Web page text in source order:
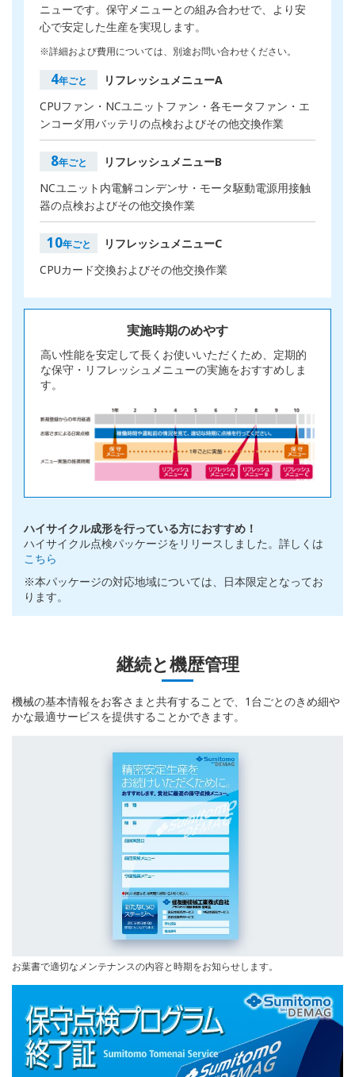
ニューです。保守メニューとの組み合わせで、より安
心で安定した生産を実現します。
※詳細および費用については、別途お問い合わせください。
4年ごと
リフレッシュメニューA
CPUファン・NCユニットファン・各モータファン・エ
ンコーダ用バッテリの点検およびその他交換作業
8年ごと
リフレッシュメニューB
NCユニット内電解コンデンサ・モータ駆動電源用接触
器の点検およびその他交換作業
10年ごと
リフレッシュメニューC
CPUカード交換およびその他交換作業
実施時期のめやす
高い性能を安定して長くお使いいただくため、定期的
な保守・リフレッシュメニューの実施をおすすめしま
す。
ハイサイクル成形を行っている方におすすめ！
ハイサイクル点検パッケージをリリースしました。詳しくは
こちら
※本パッケージの対応地域については、日本限定となってお
ります。
継続と機歴管理
機械の基本情報をお客さまと共有することで、1台ごとのきめ細や
かな最適サービスを提供することかできます。
お葉書で適切なメンテナンスの内容と時期をお知らせします。